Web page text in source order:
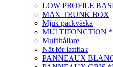
LOW PROFILE
MAX TRUNK BOX
Mjuk packväska
MULTIFONCTION
Multihållare
Nät för lastflak
PANNEAUX